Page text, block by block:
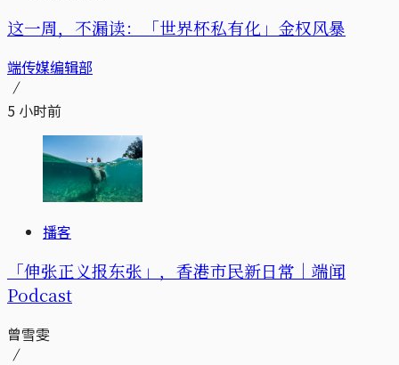
这一周，不漏读：「世界杯私有化」金权风暴
端传媒编辑部
5 小时前
播客
「伸张正义报东张」，香港市民新日常｜端闻
Podcast
曾雪雯